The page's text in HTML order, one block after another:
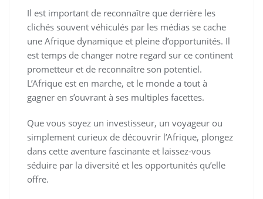
Il est important de reconnaître que derrière les
clichés souvent véhiculés par les médias se cache
une Afrique dynamique et pleine d’opportunités. Il
est temps de changer notre regard sur ce continent
prometteur et de reconnaître son potentiel.
L’Afrique est en marche, et le monde a tout à
gagner en s’ouvrant à ses multiples facettes.
Que vous soyez un investisseur, un voyageur ou
simplement curieux de découvrir l’Afrique, plongez
dans cette aventure fascinante et laissez-vous
séduire par la diversité et les opportunités qu’elle
offre.